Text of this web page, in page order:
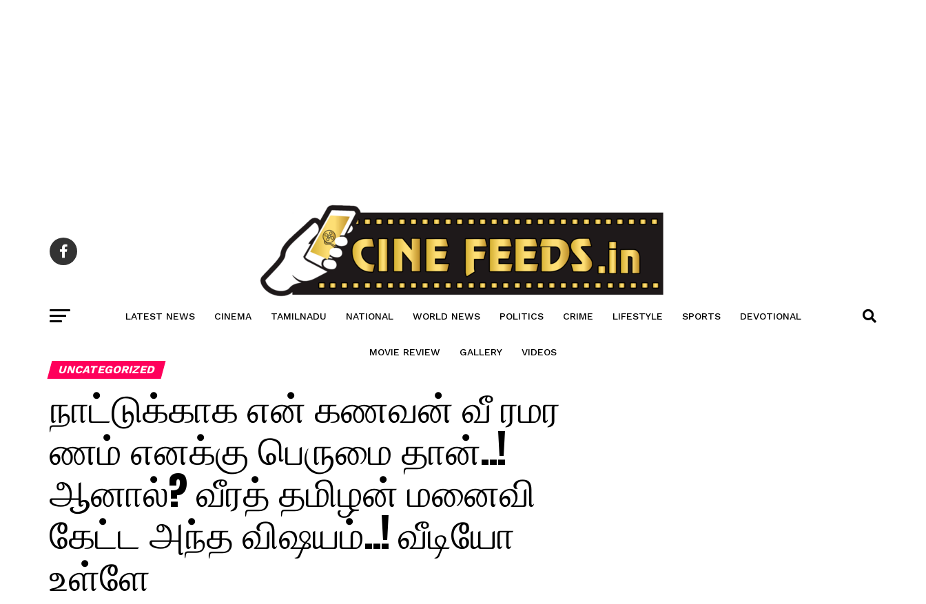
LATEST NEWS CINEMA TAMILNADU NATIONAL WORLD NEWS POLITICS CRIME LIFESTYLE SPORTS DEVOTIONAL
MOVIE REVIEW GALLERY VIDEOS
UNCATEGORIZED
நாட்டுக்காக என் கணவன் வீ ரமர
ணம் எனக்கு பெருமை தான்..!
ஆனால்? வீரத் தமிழன் மனைவி
கேட்ட அந்த விஷயம்..! வீடியோ
உள்ளே